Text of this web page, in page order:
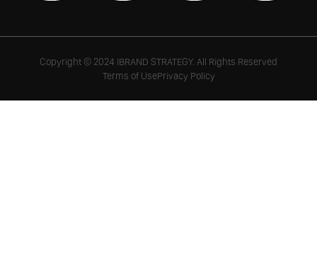
Copyright © 2024 IBRAND STRATEGY. All Rights Reserved
Terms of UsePrivacy Policy